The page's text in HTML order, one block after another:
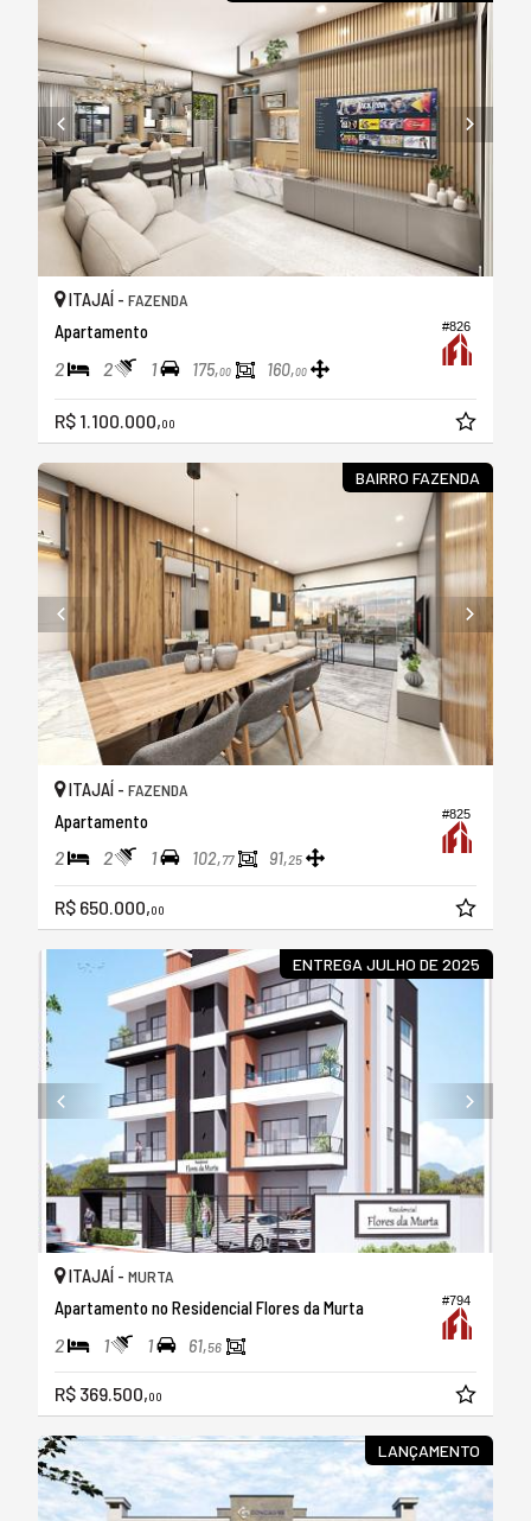
#826
ITAJAÍ - FAZENDA
Apartamento
2 2 1 175,00 160,00
R$ 1.100.000,00
BAIRRO FAZENDA
#825
ITAJAÍ - FAZENDA
Apartamento
2 2 1 102,77 91,25
R$ 650.000,00
ENTREGA JULHO DE 2025
#794
ITAJAÍ - MURTA
Apartamento no Residencial Flores da Murta
2 1 1 61,56
R$ 369.500,00
LANÇAMENTO